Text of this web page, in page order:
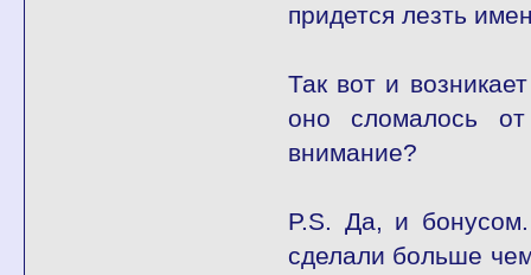
придется лезть
Так вот и
оно сломалось
внимание?
P.S. Да, и
сделали больше